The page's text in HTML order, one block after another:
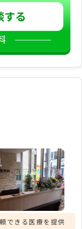
できる医療を提供